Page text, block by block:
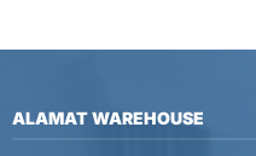
ALAMAT WAREHOUSE